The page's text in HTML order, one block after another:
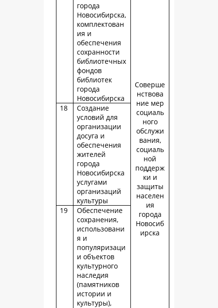
Соверше
нствова
ние мер
социаль
ного
обслужи
вания,
социаль
ной
поддерж
ки и
защиты
населен
ия
города
Новосиб
ирска
города
Новосибирска,
комплектован
ия и
обеспечения
сохранности
библиотечных
фондов
библиотек
города
Новосибирска
18
Создание
условий для
организации
досуга и
обеспечения
жителей
города
Новосибирска
услугами
организаций
культуры
19
Обеспечение
сохранения,
использовани
я и
популяризаци
и объектов
культурного
наследия
(памятников
истории и
культуры),